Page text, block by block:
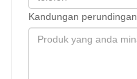
Kandungan perundingan